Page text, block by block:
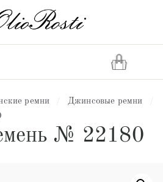
ремни Джинсовые ремни
№ 22180